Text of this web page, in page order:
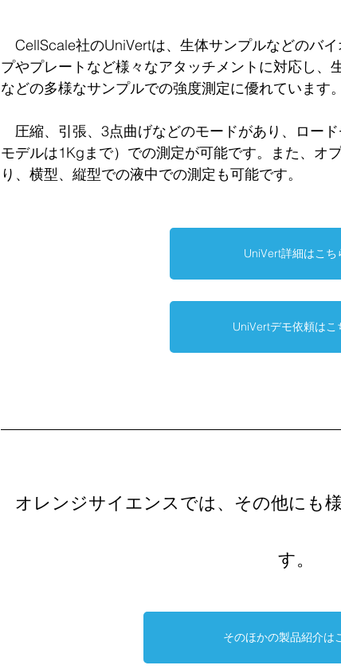
CellScale社のUniVertは、生体サンプルなどのバ
プやプレートなど様々なアタッチメントに対応し、
などの多様なサンプルでの強度測定に優れています。
圧縮、引張、3点曲げなどのモードがあり、ロー
モデルは1Kgまで）での測定が可能です。また、オ
り、横型、縦型での液中での測定も可能です。
UniVert詳細はこち
UniVertデモ依頼はこ
オレンジサイエンスでは、その他にも
す。
そのほかの製品紹介は